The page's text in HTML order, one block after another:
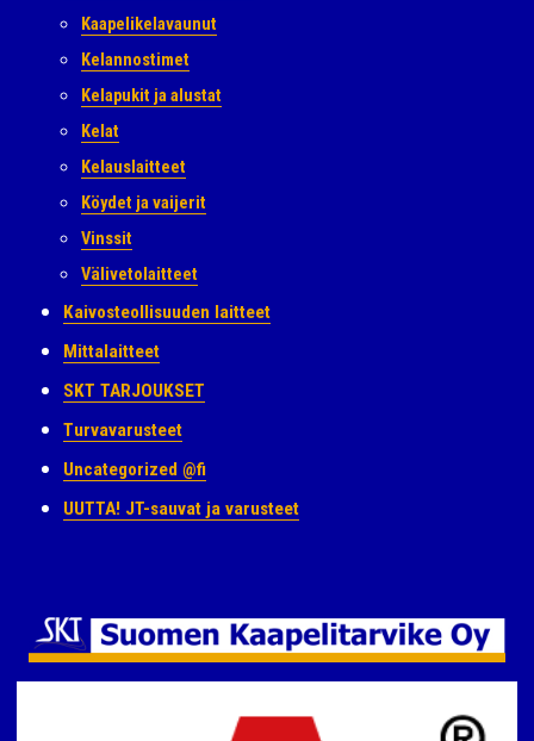
Kaapelikelavaunut
Kelannostimet
Kelapukit ja alustat
Kelat
Kelauslaitteet
Köydet ja vaijerit
Vinssit
Välivetolaitteet
Kaivosteollisuuden laitteet
Mittalaitteet
SKT TARJOUKSET
Turvavarusteet
Uncategorized @fi
UUTTA! JT-sauvat ja varusteet